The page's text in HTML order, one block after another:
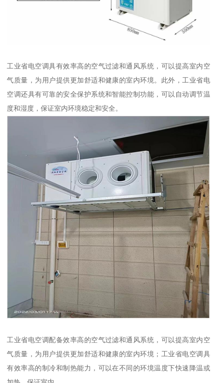
工业省电空调具有效率高的空气过滤和通风系统，可以提高室内空
气质量，为用户提供更加舒适和健康的室内环境。此外，工业省电
空调还具有可靠的安全保护系统和智能控制功能，可以自动调节温
度和湿度，保证室内环境稳定和安全。
工业省电空调配备效率高的空气过滤和通风系统，可以提高室内空
气质量，为用户提供更加舒适和健康的室内环境；工业省电空调具
有效率高的制冷和制热能力，可以在不同的环境温度下快速降温或